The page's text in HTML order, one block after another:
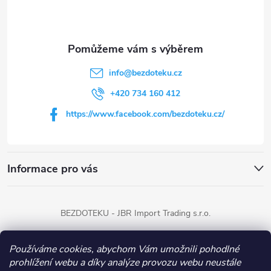
Používáme cookies, abychom Vám umožnili pohodlné
prohlížení webu a díky analýze provozu webu neustále
info@bezdoteku.cz
+420 734 160 412
https://www.facebook.com/bezdoteku.cz/
Informace pro vás
BEZDOTEKU - JBR Import Trading s.r.o.
Copyright 2026BEZDOTEKU . Všechna práva vyhrazena.